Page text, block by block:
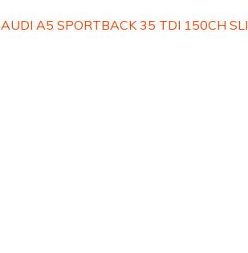
AUDI A5 SPORTBACK 35 TDI 150CH